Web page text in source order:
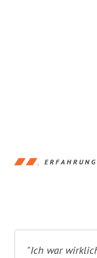
"Ich war